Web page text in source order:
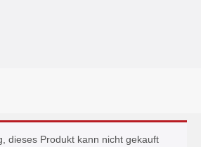
dieses Produkt kann nicht gekauft